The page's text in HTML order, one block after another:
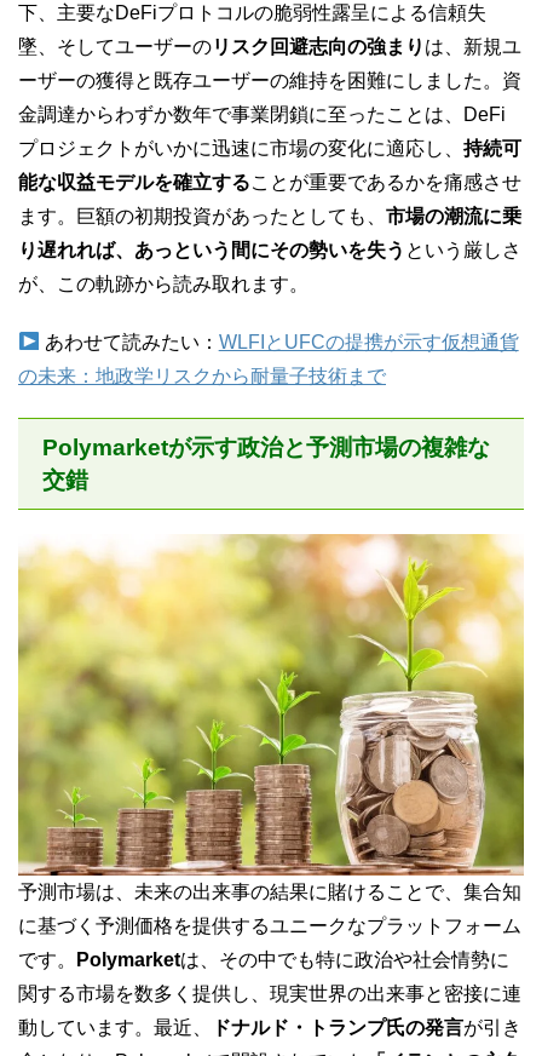
下、主要なDeFiプロトコルの脆弱性露呈による信頼失
墜、そしてユーザーのリスク回避志向の強まり は、新規ユ
ーザーの獲得と既存ユーザーの維持を困難にしました。資
金調達からわずか数年で事業閉鎖に至ったことは、DeFi
プロジェクトがいかに迅速に市場の変化に適応し、 持続可
能な収益モデルを確立することが重要であるかを痛感させ
ます。巨額の初期投資があったとしても、 市場の潮流に乗
り遅れれば、あっという間にその勢いを失う という厳しさ
が、この軌跡から読み取れます。
あわせて読みたい： WLFIとUFCの提携が示す仮想通貨
の未来：地政学リスクから耐量子技術まで
Polymarketが示す政治と予測市場の複雑な
交錯
予測市場は、未来の出来事の結果に賭けることで、集合知
に基づく予測価格を提供するユニークなプラットフォーム
です。
Polymarketは、その中でも特に政治や社会情勢に
関する市場を数多く提供し、現実世界の出来事と密接に連
動しています。最近、
ドナルド・トランプ氏の発言が引き